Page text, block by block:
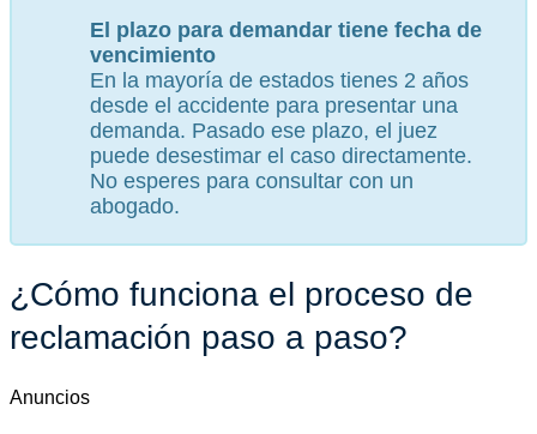
El plazo para demandar tiene fecha de
vencimiento
En la mayoría de estados tienes 2 años
desde el accidente para presentar una
demanda. Pasado ese plazo, el juez
puede desestimar el caso directamente.
No esperes para consultar con un
abogado.
¿Cómo funciona el proceso de
reclamación paso a paso?
Anuncios